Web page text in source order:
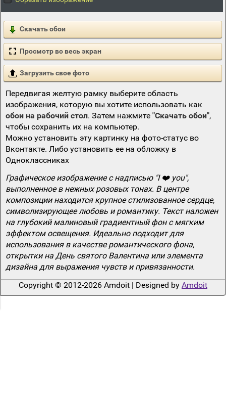
Скачать обои
Просмотр во весь экран
Загрузить свое фото
Передвигая желтую рамку выберите область
изображения, которую вы хотите использовать как
обои на рабочий стол. Затем нажмите "Скачать обои",
чтобы сохранить их на компьютер.
Можно установить эту картинку на фото-статус во
Вконтакте. Либо установить ее на обложку в
Одноклассниках
Графическое изображение с надписью "I ❤️ you",
выполненное в нежных розовых тонах. В центре
композиции находится крупное стилизованное сердце,
символизирующее любовь и романтику. Текст наложен
на глубокий малиновый градиентный фон с мягким
эффектом освещения. Идеально подходит для
использования в качестве романтического фона,
открытки на День святого Валентина или элемента
дизайна для выражения чувств и привязанности.
Copyright © 2012-2026 Amdoit | Designed by Amdoit